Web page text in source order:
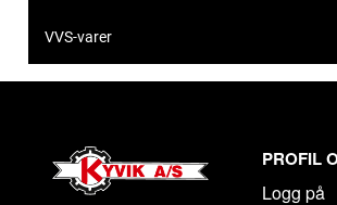
VVS-varer
PROFIL
Logg på